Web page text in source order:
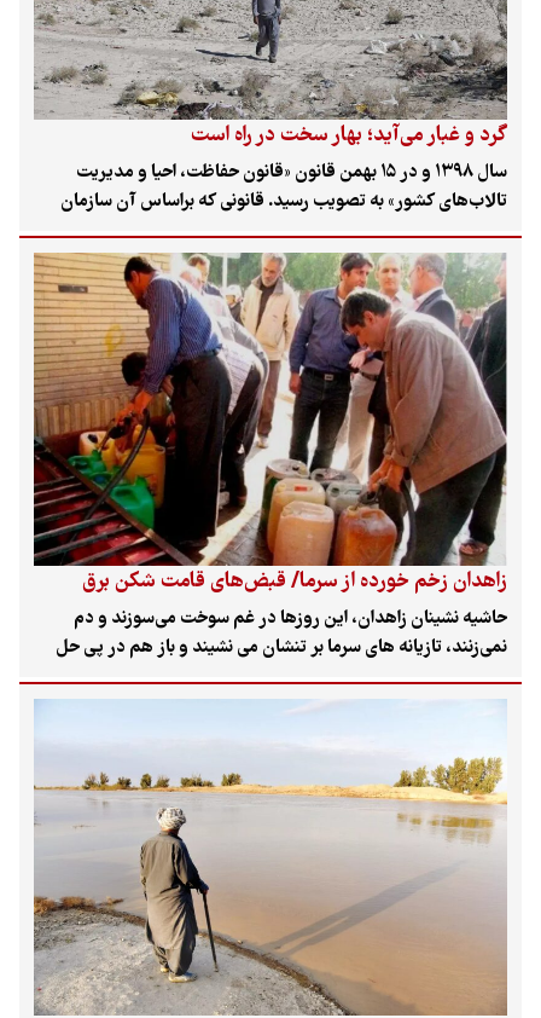
گرد و غبار می‌آید؛ بهار سخت در راه است
سال ۱۳۹۸ و در ۱۵ بهمن قانون «قانون حفاظت، احیا و مدیریت
تالاب‌های کشور» به تصویب رسید. قانونی که براساس آن سازمان
حفاظت محیط‌زیست موظف شد نیاز آبی اکولوژیکی تالاب‌ها را تعیین
کند و وزارت نیرو براساس این نیازها، آب مورد نیاز را تأمین کند. پنج
سال پس از تصویب این قانون نه‌تنها شرایط تالاب‌ها بهتر نشده بلکه
شاهد خشکیدگی بیشتر این عرصه‌ها هستیم. در گفت‌‌و‌گو با
«علی‌‌محمد طهماسبی بیرگانی»، مشاور رئیس سازمان حفاظت
محیط‌زیست و دبیر ستاد ملی سیاستگذاری و هماهنگی مدیریت
پدیده گردوغبار، از او درباره تأثیر خشکیدگی تالاب‌ها بر افزایش
وسعت کانون‌های گردو‌غبار در کشور پرسیدیم، او در این گفت‌وگو
امنیت اکولوژیک را زیربنای امنیت غذایی و... دانست و تبعات
اقتصادی و اجتماعی خشک شدن تالاب‌ها را شرح داد.
زاهدان زخم خورده از سرما/ قبض‌های قامت شکن برق
حاشیه نشینان زاهدان، این روزها در غم سوخت می‌سوزند و دم
نمی‌زنند، تازیانه های سرما بر تنشان می نشیند و باز هم در پی حل
معضل‌اند، مردمانی که از رنج نداری، نه توان گاز کشی دارند و نه
سهمیه نفت، آنان مجبور به استفاده از وسایل گرم سوز برقی شده‌اند